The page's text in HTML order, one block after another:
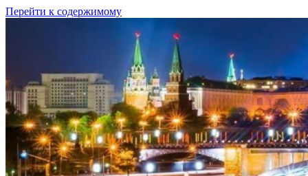
Перейти к содержимому